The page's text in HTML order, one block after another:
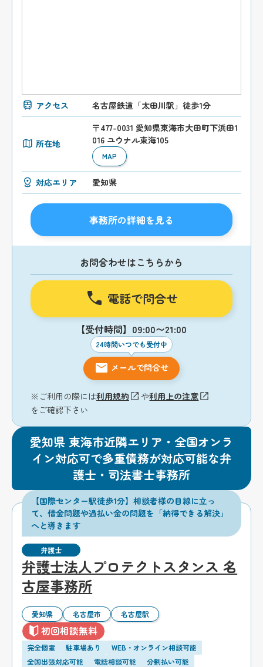
アクセス 名古屋鉄道「太田川駅」徒歩1分
所在地
〒477-0031 愛知県東海市大田町下浜田1
016 ユウナル東海105
MAP
対応エリア 愛知県
事務所の詳細を見る
お問合わせはこちらから
電話で問合せ
【受付時間】09:00〜21:00
24時間いつでも受付中
メールで問合せ
※ご利用の際には利用規約 や利用上の注意
をご確認下さい
愛知県 東海市近隣エリア・全国オンラ
イン対応可で多重債務が対応可能な弁
護士・司法書士事務所
【国際センター駅徒歩1分】相談者様の目線に立っ
て、借金問題や過払い金の問題を「納得できる解決」
へと導きます
弁護士
弁護士法人プロテクトスタンス 名
古屋事務所
愛知県 名古屋市 名古屋駅
初回相談無料
完全個室 駐車場あり
WEB・オンライン相談可能
全国出張対応可能
電話相談可能
分割払い可能